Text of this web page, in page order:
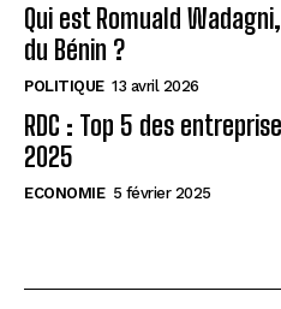
Qui est Romuald
du Bénin ?
POLITIQUE 13 avril 2026
RDC : Top 5 des
2025
ECONOMIE 5 février 2025